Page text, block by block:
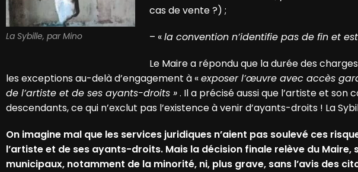
La Sybille, par Mino
cas de vente ?) ;
– «la convention n’identifie pas de fin et
Le Maire a répondu que la durée des
les exceptions au-delà d’engagement à «exposer l’œuvre avec accès
de l’artiste et de ses ayants-droits ». Il a précisé aussi que l’artiste et son
descendants, ce qui n’exclut pas l’existence à venir d’ayants-droits ! La
On imagine mal que les services juridiques n’aient pas soulevé ces
l’artiste et de ses ayants-droits. Mais la décision finale relève du
municipaux, notamment de la minorité, ni, plus grave, sans l’avis des